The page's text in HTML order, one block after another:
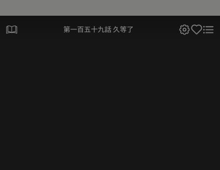
第一百五十九話 久等了